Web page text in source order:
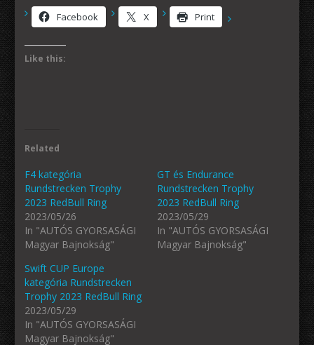
Facebook X Print
Like this:
Related
F4 kategória
Rundstrecken Trophy
2023 RedBull Ring
2023/05/26
In "AUTÓS GYORSASÁGI
Magyar Bajnokság"
GT és Endurance
Rundstrecken Trophy
2023 RedBull Ring
2023/05/29
In "AUTÓS GYORSASÁGI
Magyar Bajnokság"
Swift CUP Europe
kategória Rundstrecken
Trophy 2023 RedBull Ring
2023/05/29
In "AUTÓS GYORSASÁGI
Magyar Bajnokság"